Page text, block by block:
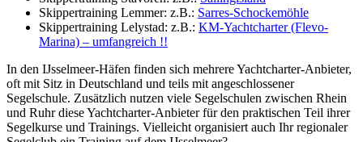
Skippertraining Lemmer: z.B.: Sarres-Schockemöhle
Skippertraining Lelystad: z.B.: KM-Yachtcharter (Flevo-
Marina) – umfangreich !!
In den IJsselmeer-Häfen finden sich mehrere Yachtcharter-Anbieter,
oft mit Sitz in Deutschland und teils mit angeschlossener
Segelschule. Zusätzlich nutzen viele Segelschulen zwischen Rhein
und Ruhr diese Yachtcharter-Anbieter für den praktischen Teil ihrer
Segelkurse und Trainings. Vielleicht organisiert auch Ihr regionaler